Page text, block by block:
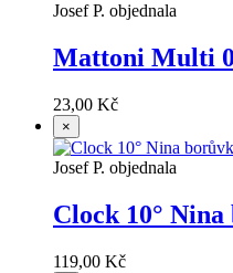
Josef P. objednala
Mattoni Multi
23,00 Kč
×
Josef P. objednala
Clock 10° Nina
119,00 Kč